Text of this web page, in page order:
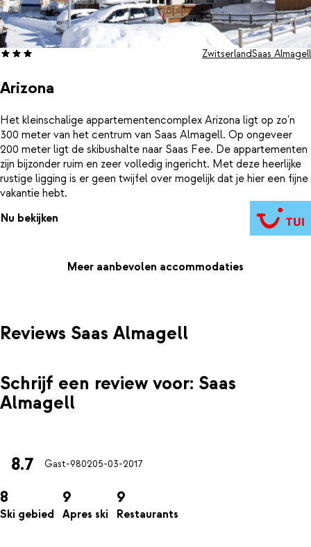
Arizona
ZwitserlandSaas Almagell
Het kleinschalige appartementencomplex Arizona ligt op zo'n
300 meter van het centrum van Saas Almagell. Op ongeveer
200 meter ligt de skibushalte naar Saas Fee. De appartementen
zijn bijzonder ruim en zeer volledig ingericht. Met deze heerlijke
rustige ligging is er geen twijfel over mogelijk dat je hier een fijne
vakantie hebt.
Nu bekijken
Meer aanbevolen accommodaties
Reviews Saas Almagell
Schrijf een review voor: Saas
Almagell
8.7 Gast-980205-03-2017
8
Ski gebied
9
Apres ski
9
Restaurants